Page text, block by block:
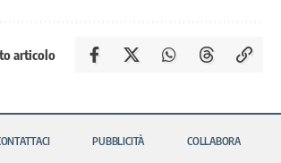
articolo
PUBBLICITÀ COLLABORA